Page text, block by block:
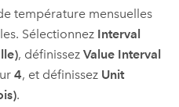
température mensuelles
Sélectionnez Interval
, définissezValue Interval
4, et définissez Unit
.